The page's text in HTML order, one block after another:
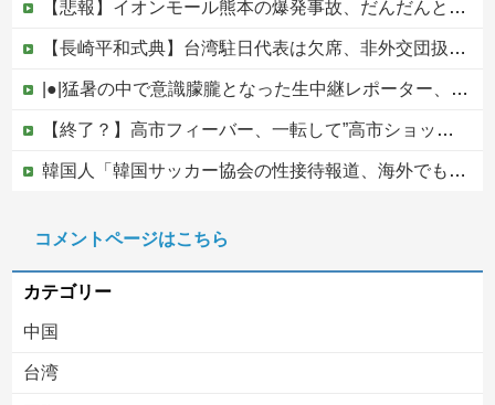
【悲報】イオンモール熊本の爆発事故、だんだんとイオン側が悪いんじゃないかという世論になってしまう
【長崎平和式典】台湾駐日代表は欠席、非外交団扱いに抗議※今年2026年も北朝鮮は送付対象他
|●|猛暑の中で意識朦朧となった生中継レポーター、それを某出演者が爆笑しながら現場レポート続行を強制する動画が再注目されて……
【終了？】高市フィーバー、一転して”高市ショック”へ…支持率も市場も急降下ｗｗｗｗｗｗｗｗ
韓国人「韓国サッカー協会の性接待報道、海外でも大騒ぎに・・・2002年W杯4強の記録取り消しの声も」→「マジで国の恥だ」「2002年まで疑う価値...
銅線ケーブル2.2トン盗んだベトナム国籍の男を逮捕 #移民 #外国人 #ニュース
コメントページはこちら
カテゴリー
中国
台湾